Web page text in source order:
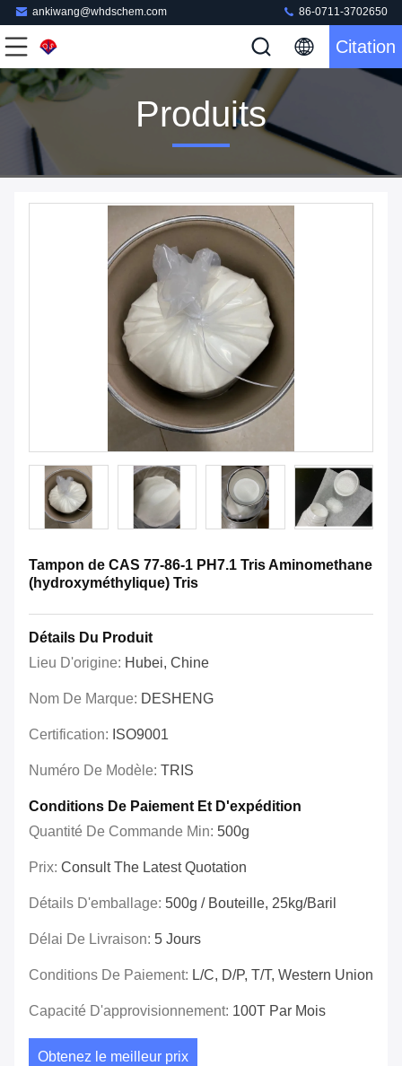
ankiwang@whdschem.com 86-0711-3702650
Citation
Produits
Tampon de CAS 77-86-1 PH7.1 Tris Aminomethane
(hydroxyméthylique) Tris
Détails Du Produit
Lieu D'origine: Hubei, Chine
Nom De Marque: DESHENG
Certification: ISO9001
Numéro De Modèle: TRIS
Conditions De Paiement Et D'expédition
Quantité De Commande Min: 500g
Prix: Consult The Latest Quotation
Détails D'emballage: 500g / Bouteille, 25kg/baril
Délai De Livraison: 5 Jours
Conditions De Paiement: L/C, D/P, T/T, Western Union
Capacité D'approvisionnement: 100T Par Mois
Obtenez le meilleur prix